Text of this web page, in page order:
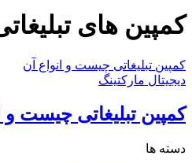
کمپین های
کمپین تبلیغاتی چیست و انواع آن
دیجیتال مارکتینگ
کمپین تبلیغاتی چیست و
دسته ها